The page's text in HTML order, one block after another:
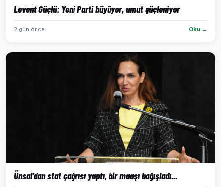
Levent Güçlü: Yeni Parti büyüyor, umut güçleniyor
2 gün önce Oku →
Ünsal'dan stat çağrısı yaptı, bir maaşı bağışladı...